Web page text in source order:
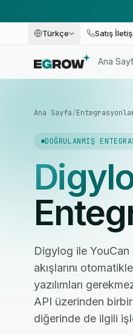
Türkçe Satış
Ana
Ana Sayfa/
DOĞRULANMIŞ
Digylog ile YouCan
akışlarını
yazılımları
API üzerinden
diğerinde de ilgili